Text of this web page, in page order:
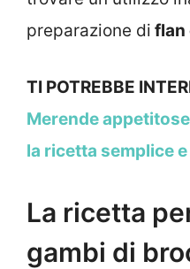
preparazione di flan
TI POTREBBE
Merende
la ricetta semplice
La ricetta
gambi di